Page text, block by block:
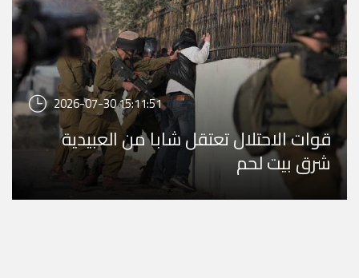
2026-07-30 15:11:51
قوات الاحتلال تعتقل شابا من العبيدية
شرق بيت لحم